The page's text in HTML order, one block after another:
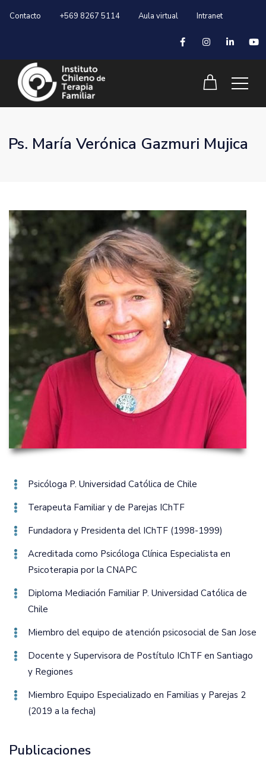
Contacto +569 8267 5114 Aula virtual Intranet
Ps. María Verónica Gazmuri Mujica
Psicóloga P. Universidad Católica de Chile
Terapeuta Familiar y de Parejas IChTF
Fundadora y Presidenta del IChTF (1998-1999)
Acreditada como Psicóloga Clínica Especialista en
Psicoterapia por la CNAPC
Diploma Mediación Familiar P. Universidad Católica de
Chile
Miembro del equipo de atención psicosocial de San Jose
Docente y Supervisora de Postítulo IChTF en Santiago
y Regiones
Miembro Equipo Especializado en Familias y Parejas 2
(2019 a la fecha)
Publicaciones